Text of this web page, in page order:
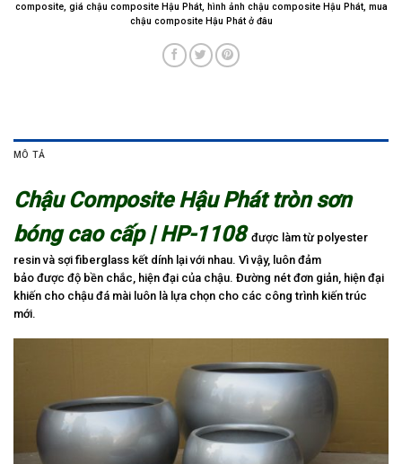
composite, giá chậu composite Hậu Phát, hình ảnh chậu composite Hậu Phát, mua
chậu composite Hậu Phát ở đâu
MÔ TẢ
Chậu Composite Hậu Phát tròn sơn
bóng cao cấp | HP-1108 được làm từ polyester
resin và sợi fiberglass kết dính lại với nhau. Vì vậy, luôn đảm
bảo được độ bền chắc, hiện đại của chậu. Đường nét đơn giản, hiện đại
khiến cho chậu đá mài luôn là lựa chọn cho các công trình kiến trúc
mới.